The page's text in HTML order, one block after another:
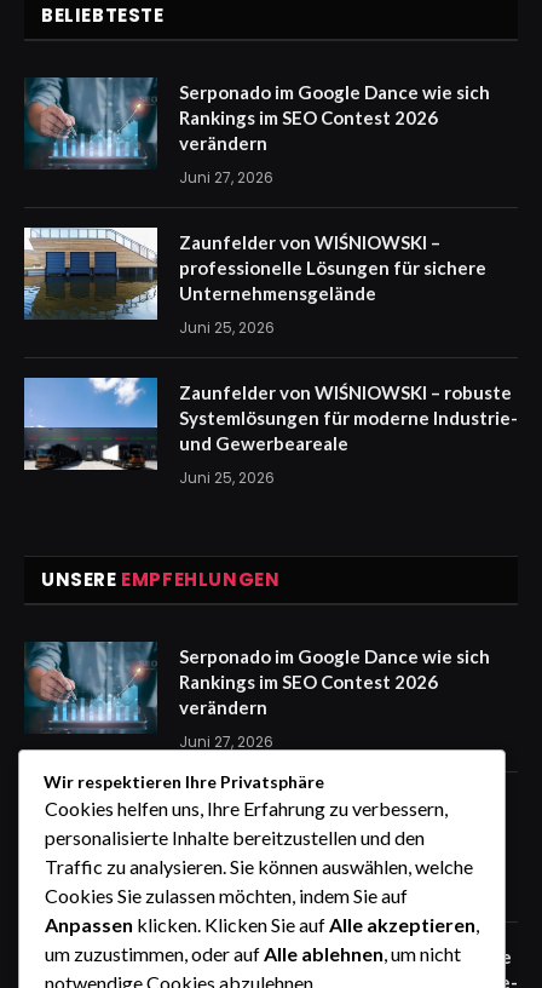
BELIEBTESTE
Serponado im Google Dance wie sich
Rankings im SEO Contest 2026
verändern
Juni 27, 2026
Zaunfelder von WIŚNIOWSKI –
professionelle Lösungen für sichere
Unternehmensgelände
Juni 25, 2026
Zaunfelder von WIŚNIOWSKI – robuste
Systemlösungen für moderne Industrie-
und Gewerbeareale
Juni 25, 2026
UNSERE EMPFEHLUNGEN
Serponado im Google Dance wie sich
Rankings im SEO Contest 2026
verändern
Juni 27, 2026
Zaunfelder von WIŚNIOWSKI –
professionelle Lösungen für sichere
Unternehmensgelände
Juni 25, 2026
Zaunfelder von WIŚNIOWSKI – robuste
Systemlösungen für moderne Industrie-
Wir respektieren Ihre Privatsphäre
Cookies helfen uns, Ihre Erfahrung zu verbessern,
personalisierte Inhalte bereitzustellen und den
Traffic zu analysieren. Sie können auswählen, welche
Cookies Sie zulassen möchten, indem Sie auf
Anpassen klicken. Klicken Sie aufAlle akzeptieren,
um zuzustimmen, oder aufAlle ablehnen, um nicht
notwendige Cookies abzulehnen.